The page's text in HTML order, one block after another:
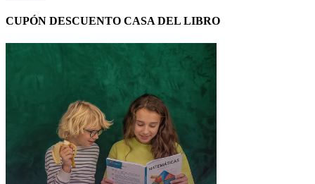
CUPÓN DESCUENTO CASA DEL LIBRO